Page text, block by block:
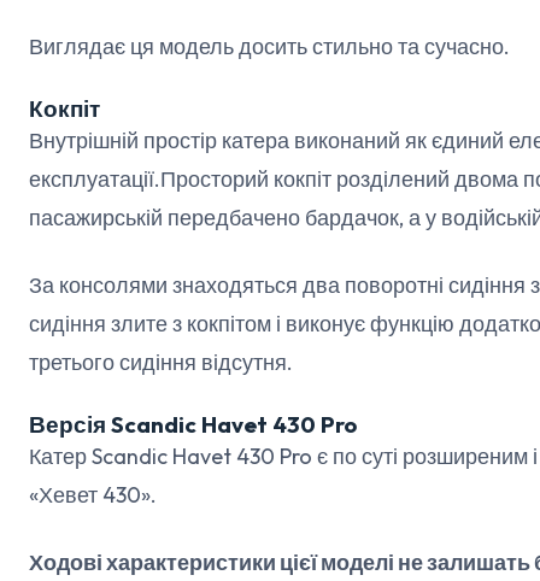
Виглядає ця модель досить стильно та сучасно.
Кокпіт
Внутрішній простір катера виконаний як єдиний
експлуатації.Просторий кокпіт розділений двома
пасажирській передбачено бардачок, а у
За консолями знаходяться два поворотні
сидіння злите з кокпітом і виконує функцію
третього сидіння відсутня.
Версія Scandic Havet 430 Pro
Катер Scandic Havet 430 Pro є по суті розширеним
«Хевет 430».
Ходові характеристики цієї моделі не